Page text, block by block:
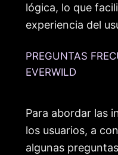
lógica, lo que
experiencia del
PREGUNTAS
EVERWILD
Para abordar las
los usuarios, a
algunas